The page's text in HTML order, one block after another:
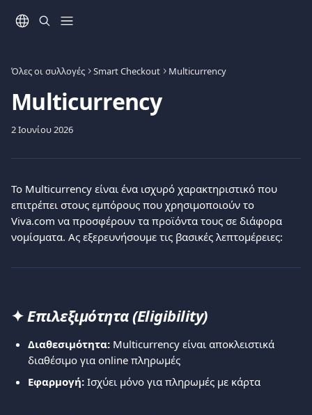
Όλες οι συλλογές Smart Checkout Multicurrency
Multicurrency
2 Ιουνίου 2026
Το Multicurrency είναι ένα ισχυρό χαρακτηριστικό που
επιτρέπει στους εμπόρους που χρησιμοποιούν το
Viva.com να προσφέρουν τα προϊόντα τους σε διάφορα
νομίσματα. Ας εξερευνήσουμε τις βασικές λεπτομέρειες:
✦ Επιλεξιμότητα (Eligibility)
Διαθεσιμότητα: Multicurrency είναι αποκλειστικά
διαθέσιμο για online πληρωμές
Εφαρμογή: Ισχύει μόνο για πληρωμές με κάρτα